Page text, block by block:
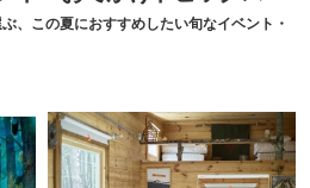
、この夏におすすめしたい旬なイベント・